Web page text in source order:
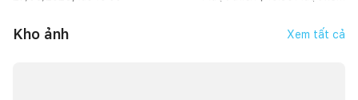
Kho ảnh Xem tất cả